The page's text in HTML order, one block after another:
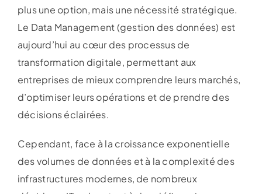
plus une option, mais une nécessité stratégique.
Le Data Management (gestion des données) est
aujourd’hui au cœur des processus de
transformation digitale, permettant aux
entreprises de mieux comprendre leurs marchés,
d’optimiser leurs opérations et de prendre des
décisions éclairées.
Cependant, face à la croissance exponentielle
des volumes de données et à la complexité des
infrastructures modernes, de nombreux